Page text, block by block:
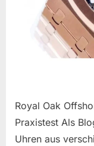
Royal Oak
Praxistest Als
Uhren aus